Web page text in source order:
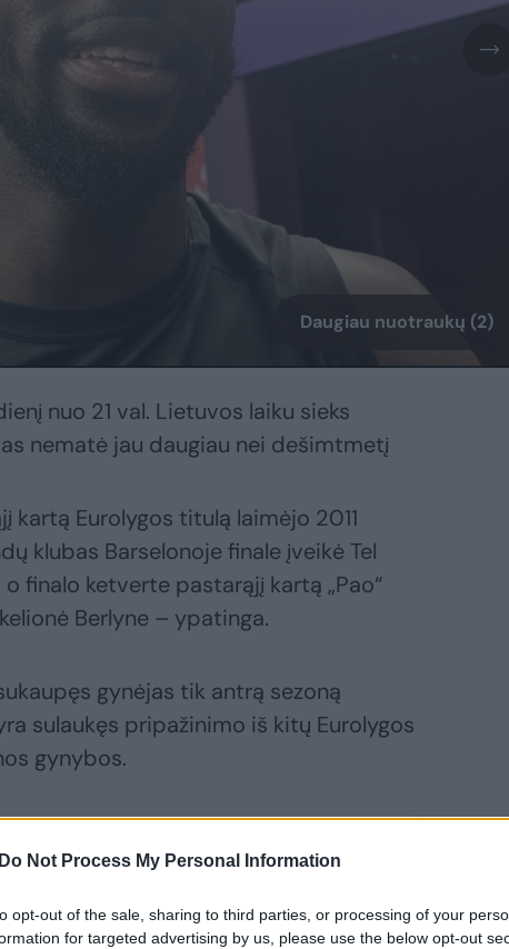
Do Not Process My Personal Information
opt-out of the sale, sharing to third parties, or processing of your
for targeted advertising by us, please use the below opt-out
Daugiau nuotraukų (2)
nuo 21 val. Lietuvos laiku sieks
nematė jau daugiau nei dešimtmetį
kartą Eurolygos titulą laimėjo 2011
klubas Barselonoje finale įveikė Tel
finalo ketverte pastarąjį kartą „Pao“
Berlyne – ypatinga.
gynėjas tik antrą sezoną
sulaukęs pripažinimo iš kitų Eurolygos
gynybos.